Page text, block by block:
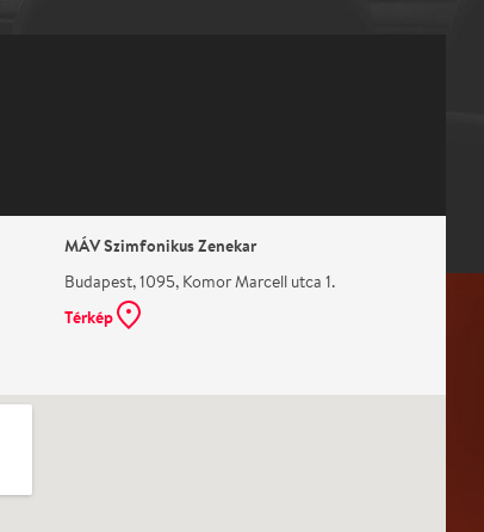
MÁV Szimfonikus Zenekar
Budapest, 1095, Komor Marcell utca 1.
Térkép